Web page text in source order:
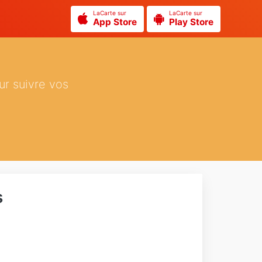
LaCarte sur
App Store
LaCarte sur
Play Store
suivre vos